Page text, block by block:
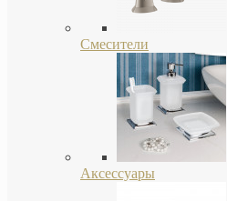
Смесители
Аксессуары